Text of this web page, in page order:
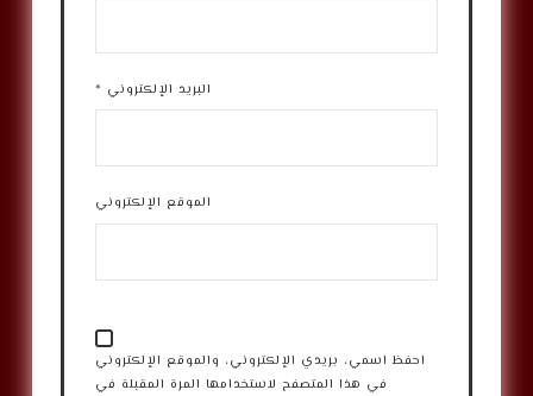
البريد الإلكتروني *
الموقع الإلكتروني
احفظ اسمي، بريدي الإلكتروني، والموقع الإلكتروني
في هذا المتصفح لاستخدامها المرة المقبلة في